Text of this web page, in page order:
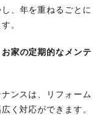
し、年を重ねるごとに
。
お家の定期的なメンテ
ンスは、リフォーム
く対応ができます。